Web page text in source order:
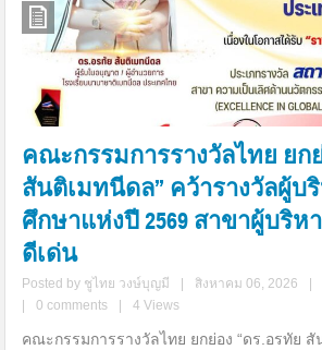
คณะกรรมการรางวัลไทย ยก
สันติเมทนีดล” คว้ารางวัลผู้บ
ศึกษาแห่งปี 2569 สาขาผู้บริห
ดีเด่น
Posted by ชูไทย วงษ์บุญมี สิงหาคม 06, 2026
0 comments 4 Views
คณะกรรมการรางวัลไทย ยกย่อง “ดร.อรทัย สั